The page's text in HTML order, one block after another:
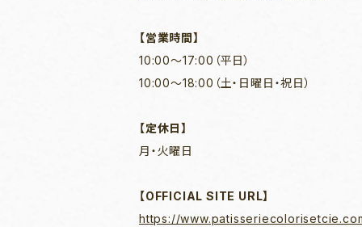
【営業時間】
10:00～17:00（平日）
10:00～18:00（土・日曜日・祝日）
【定休日】
月・火曜日
【OFFICIAL SITE URL】
https://